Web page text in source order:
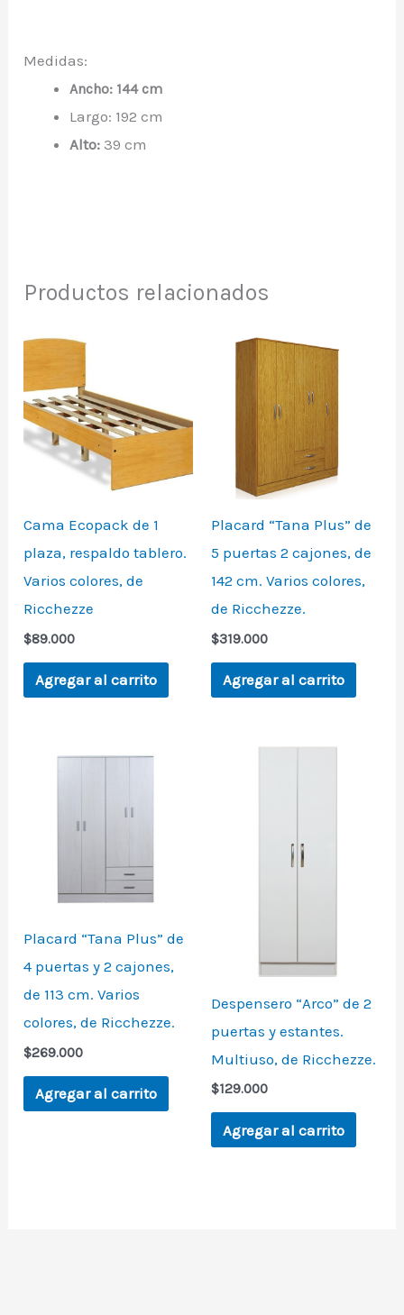
Medidas:
Ancho: 144 cm
Largo: 192 cm
Alto: 39 cm
Productos relacionados
Cama Ecopack de 1
plaza, respaldo tablero.
Varios colores, de
Ricchezze
$89.000
Agregar al carrito
Placard “Tana Plus” de
5 puertas 2 cajones, de
142 cm. Varios colores,
de Ricchezze.
$319.000
Agregar al carrito
Placard “Tana Plus” de
4 puertas y 2 cajones,
de 113 cm. Varios
colores, de Ricchezze.
$269.000
Agregar al carrito
Despensero “Arco” de 2
puertas y estantes.
Multiuso, de Ricchezze.
$129.000
Agregar al carrito